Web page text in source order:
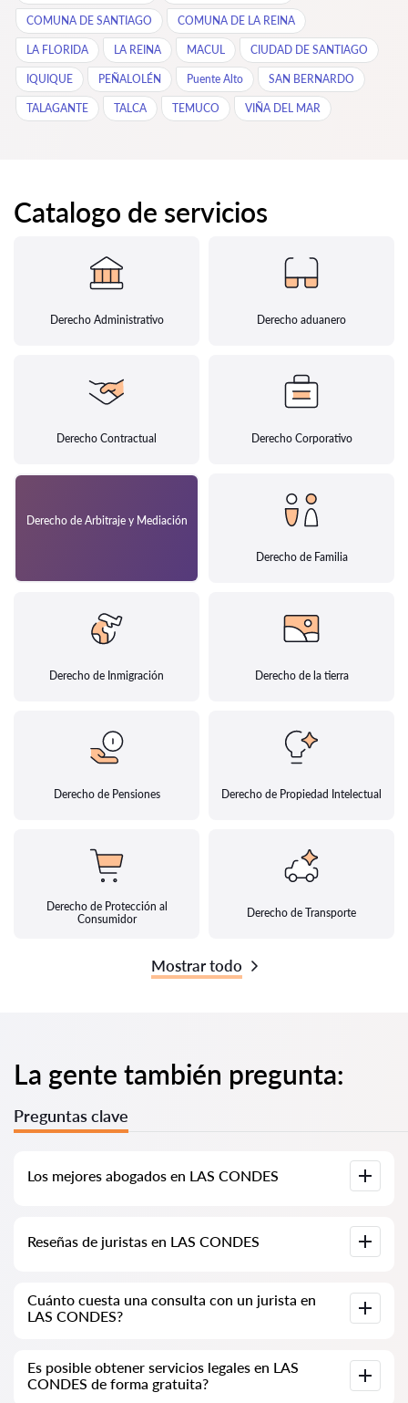
COMUNA DE SANTIAGO COMUNA DE LA REINA
LA FLORIDA LA REINA MACUL CIUDAD DE SANTIAGO
IQUIQUE PEÑALOLÉN Puente Alto SAN BERNARDO
TALAGANTE TALCA TEMUCO VIÑA DEL MAR
Catalogo de servicios
Derecho Administrativo Derecho aduanero
Derecho Contractual Derecho Corporativo
Derecho de Arbitraje y Mediación
Derecho de Familia
Derecho de Inmigración Derecho de la tierra
Derecho de Pensiones Derecho de Propiedad Intelectual
Derecho de Protección al
Consumidor
Derecho de Transporte
Mostrar todo
La gente también pregunta:
Preguntas clave
Los mejores abogados en LAS CONDES
CONDES con información completa. Precios, reseñas,
números de teléfono y direcciones.
Reseñas de juristas en LAS CONDES
sobre los juristas. No eliminamos las reseñas negativas y no
hay posibilidad de manipularlas.
Cuánto cuesta una consulta con un jurista en
LAS CONDES?
40,000 CLP y puede aumentar (los precios pueden variar
según la complejidad de la pregunta y la forma de la
Es posible obtener servicios legales en LAS
CONDES de forma gratuita?